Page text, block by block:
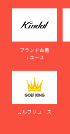
ブランド古着
リユース
ゴルフリユース